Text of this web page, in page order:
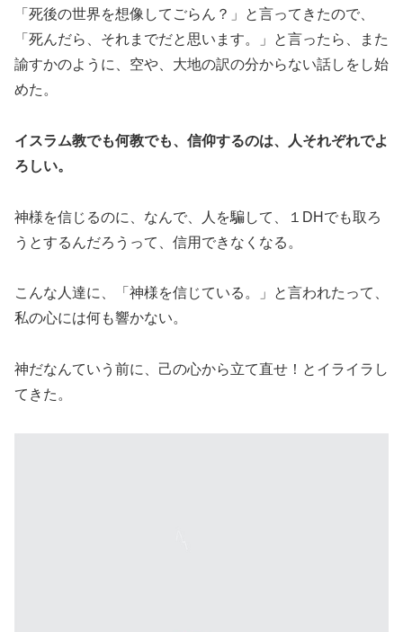
「死後の世界を想像してごらん？」と言ってきたので、
「死んだら、それまでだと思います。」と言ったら、また
諭すかのように、空や、大地の訳の分からない話しをし始
めた。
イスラム教でも何教でも、信仰するのは、人それぞれでよ
ろしい。
神様を信じるのに、なんで、人を騙して、１DHでも取ろ
うとするんだろうって、信用できなくなる。
こんな人達に、「神様を信じている。」と言われたって、
私の心には何も響かない。
神だなんていう前に、己の心から立て直せ！とイライラし
てきた。